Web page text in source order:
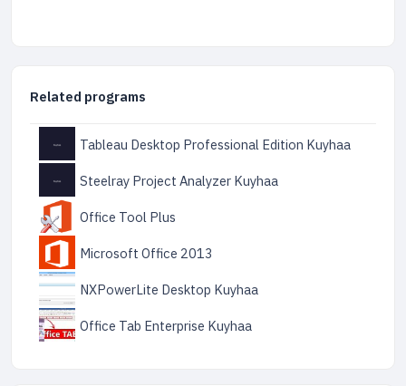
Related programs
Tableau Desktop Professional Edition Kuyhaa
Steelray Project Analyzer Kuyhaa
Office Tool Plus
Microsoft Office 2013
NXPowerLite Desktop Kuyhaa
Office Tab Enterprise Kuyhaa